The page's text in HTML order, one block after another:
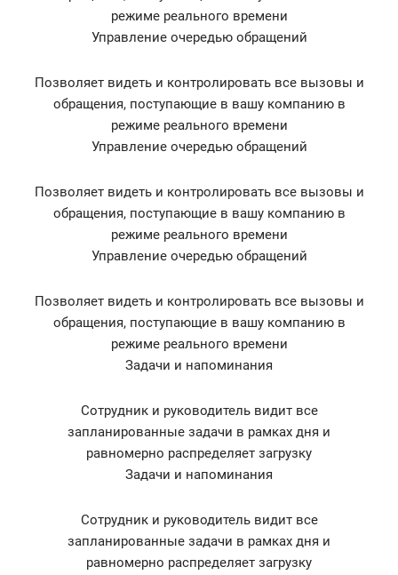
режиме реального времени
Управление очередью обращений
Позволяет видеть и контролировать все вызовы и
обращения, поступающие в вашу компанию в
режиме реального времени
Управление очередью обращений
Позволяет видеть и контролировать все вызовы и
обращения, поступающие в вашу компанию в
режиме реального времени
Управление очередью обращений
Позволяет видеть и контролировать все вызовы и
обращения, поступающие в вашу компанию в
режиме реального времени
Задачи и напоминания
Сотрудник и руководитель видит все
запланированные задачи в рамках дня и
равномерно распределяет загрузку
Задачи и напоминания
Сотрудник и руководитель видит все
запланированные задачи в рамках дня и
равномерно распределяет загрузку